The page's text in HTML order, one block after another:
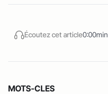
Écoutez cet article0:00min
MOTS-CLES